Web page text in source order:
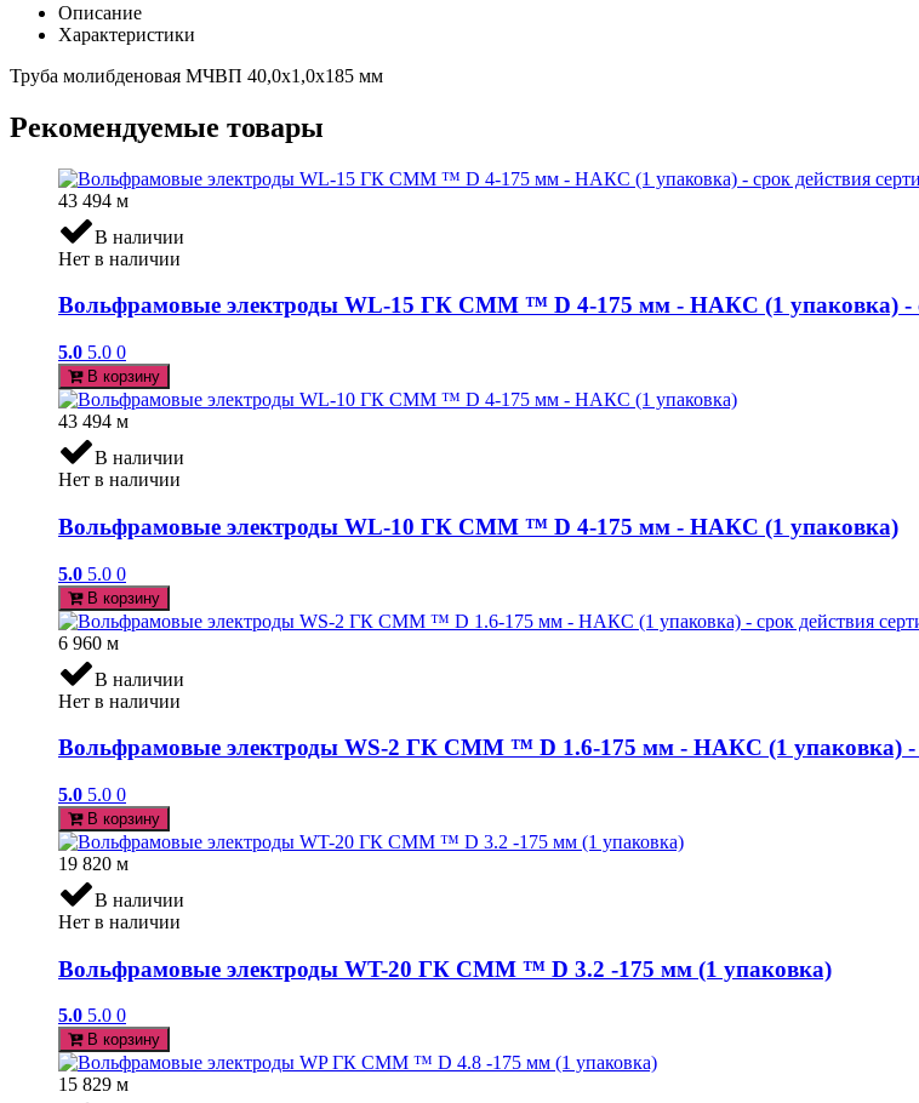
Описание
Характеристики
Труба молибденовая МЧВП 40,0х1,0х185 мм
Рекомендуемые товары
43 494 м
В наличии
Нет в наличии
Вольфрамовые электроды WL-15 ГК СММ ™ D 4-175 мм - НАКС (1 упаковка) -
5.0 5.0 0
В корзину
43 494 м
В наличии
Нет в наличии
Вольфрамовые электроды WL-10 ГК СММ ™ D 4-175 мм - НАКС (1 упаковка)
5.0 5.0 0
В корзину
6 960 м
В наличии
Нет в наличии
Вольфрамовые электроды WS-2 ГК СММ ™ D 1.6-175 мм - НАКС (1 упаковка) -
5.0 5.0 0
В корзину
19 820 м
В наличии
Нет в наличии
Вольфрамовые электроды WT-20 ГК СММ ™ D 3.2 -175 мм (1 упаковка)
5.0 5.0 0
В корзину
15 829 м